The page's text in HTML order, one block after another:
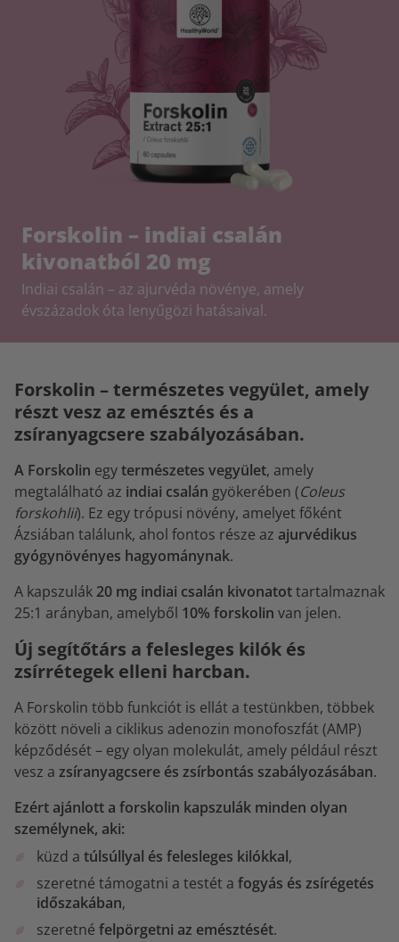
Forskolin – indiai csalán
kivonatból 20 mg
Indiai csalán – az ajurvéda növénye, amely
évszázadok óta lenyűgözi hatásaival.
Forskolin – természetes vegyület, amely
részt vesz az emésztés és a
zsíranyagcsere szabályozásában.
A Forskolin egytermészetes vegyület, amely
megtalálható az indiai csalán gyökerében (Coleus
forskohlii). Ez egy trópusi növény, amelyet főként
Ázsiában találunk, ahol fontos része az ajurvédikus
gyógynövényes hagyománynak.
A kapszulák20 mg indiai csalán kivonatottartalmaznak
25:1 arányban, amelyből 10% forskolin van jelen.
Új segítőtárs a felesleges kilók és
zsírrétegek elleni harcban.
A Forskolin több funkciót is ellát a testünkben, többek
között növeli a ciklikus adenozin monofoszfát (AMP)
képződését – egy olyan molekulát, amely például részt
vesz a zsíranyagcsere és zsírbontás szabályozásában.
Ezért ajánlott a forskolin kapszulák minden olyan
személynek, aki:
küzd a túlsúllyal és felesleges kilókkal,
szeretné támogatni a testét a fogyás és zsírégetés
időszakában,
szeretné felpörgetni az emésztését.